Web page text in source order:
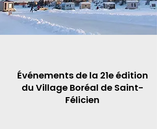
Événements de la 21e édition
du Village Boréal de Saint-
Félicien